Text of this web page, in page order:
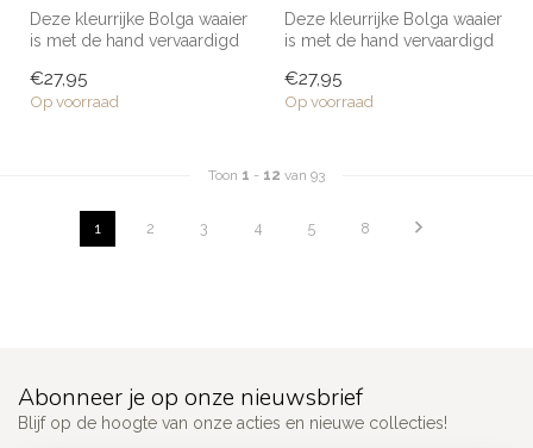
Deze kleurrijke Bolga waaier
is met de hand vervaardigd
€27,95
Op voorraad
Deze kleurrijke Bolga waaier
is met de hand vervaardigd
€27,95
Op voorraad
Toon 1 - 12 van 93
1 2 3 4 5 8
Abonneer je op onze nieuwsbrief
Blijf op de hoogte van onze acties en nieuwe collecties!